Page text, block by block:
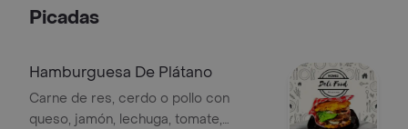
Picadas
Hamburguesa De Plátano
Carne de res, cerdo o pollo con
queso, jamón, lechuga, tomate,